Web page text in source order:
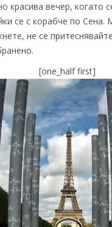
красива вечер, когато
се с корабче по Сена.
не се
[one_half first]